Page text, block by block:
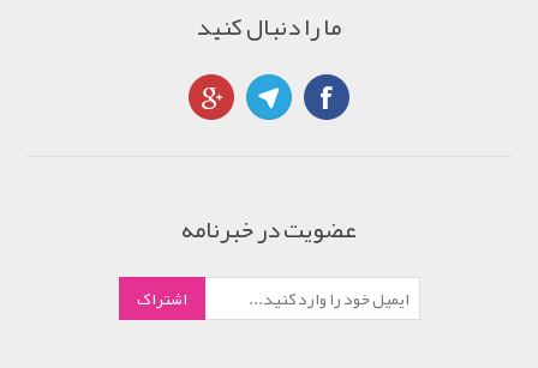
ما را دنبال کنید
عضویت در خبرنامه